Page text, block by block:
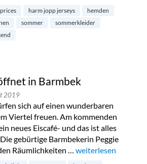
harm jopp jerseys
hemden
sommer
sommerkleider
in Barmbek
2019
sich auf einen wunderbaren
Viertel freuen. Am kommenden
neues Eiscafé- und das ist alles
gebürtige Barmbekerin Peggie
Räumlichkeiten … „Eiscafé P5 eröffnet
weiterlesen